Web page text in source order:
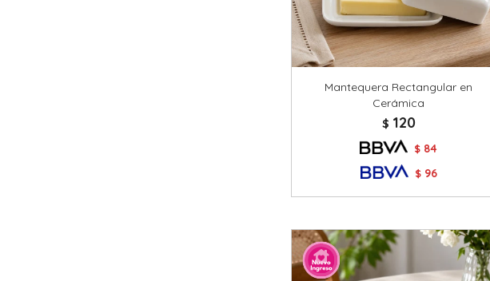
Mantequera Rectangular en
Cerámica
$ 120
$ 84
$ 96